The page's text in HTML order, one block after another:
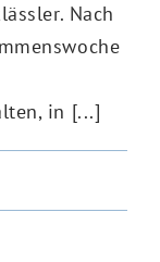
Nach
in [...]